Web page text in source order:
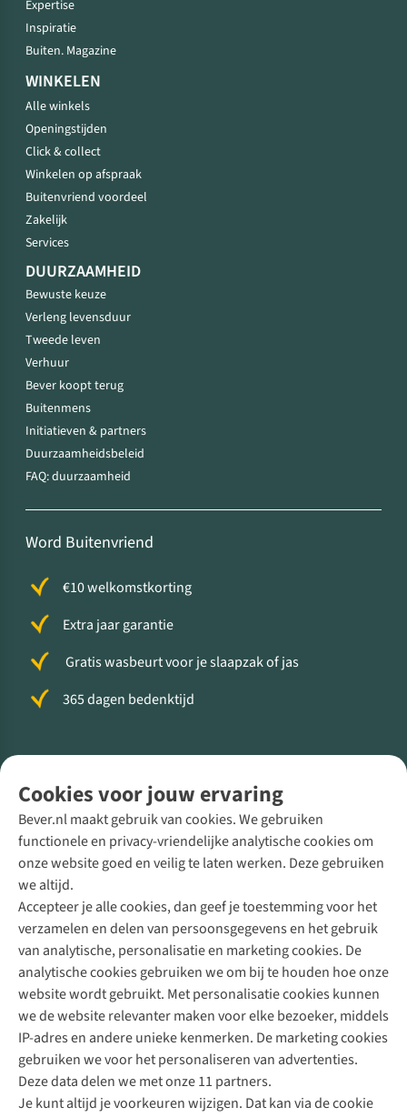
Cookies voor jouw ervaring
Bever.nl maakt gebruik van cookies. We gebruiken
functionele en privacy-vriendelijke analytische cookies om
onze website goed en veilig te laten werken. Deze gebruiken
we altijd.
Accepteer je alle cookies, dan geef je toestemming voor het
verzamelen en delen van persoonsgegevens en het gebruik
van analytische, personalisatie en marketing cookies. De
analytische cookies gebruiken we om bij te houden hoe onze
website wordt gebruikt. Met personalisatie cookies kunnen
we de website relevanter maken voor elke bezoeker, middels
IP-adres en andere unieke kenmerken. De marketing cookies
gebruiken we voor het personaliseren van advertenties.
Deze data delen we met onze 11 partners.
Je kunt altijd je voorkeuren wijzigen. Dat kan via de cookie
Expertise
Inspiratie
Buiten. Magazine
WINKELEN
Alle winkels
Openingstijden
Click & collect
Winkelen op afspraak
Buitenvriend voordeel
Zakelijk
Services
DUURZAAMHEID
Bewuste keuze
Verleng levensduur
Tweede leven
Verhuur
Bever koopt terug
Buitenmens
Initiatieven & partners
Duurzaamheidsbeleid
FAQ: duurzaamheid
Word Buitenvriend
€10 welkomstkorting
Extra jaar garantie
Gratis wasbeurt voor je slaapzak of jas
365 dagen bedenktijd
Direct advies van een Buitenexpert
+31 (0)85 888 50 88
+31 6 12 28 49 80
Contactformulier